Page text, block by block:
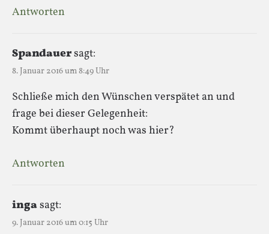
Antworten
Spandauersagt:
8. Januar 2016 um 8:49 Uhr
Schließe mich den Wünschen verspätet an und
frage bei dieser Gelegenheit:
Kommt überhaupt noch was hier?
Antworten
ingasagt:
9. Januar 2016 um 0:15 Uhr